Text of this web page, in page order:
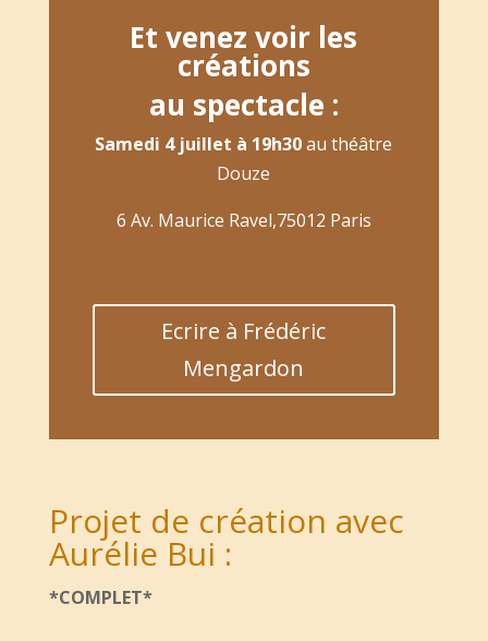
Et venez voir les
créations
au spectacle :
Samedi 4 juillet à 19h30au théâtre
Douze
6 Av. Maurice Ravel,75012 Paris
Ecrire à Frédéric
Mengardon
Projet de création avec
Aurélie Bui :
*COMPLET*